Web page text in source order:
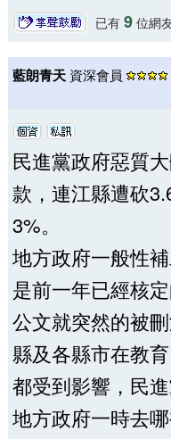
已有 9位網
藍朗青天 資深會員
民進黨政府惡質
款，連江縣遭砍
3%。
地方政府一般性
是前一年已經核
公文就突然的被
縣及各縣市在教
都受到影響，民
地方政府一時去